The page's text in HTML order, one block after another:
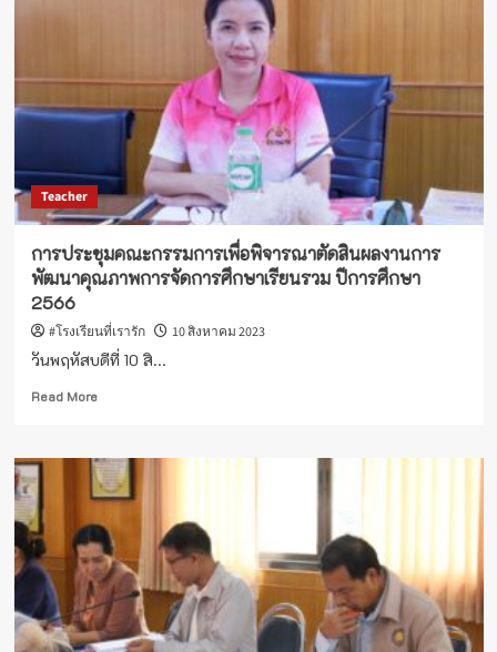
การ
และ
การ
ดำเนิน
ป้องกัน
เพื่อ
ปัญหา
การ
ออก
เรียน
ระดับ
ศึกษา
ขั้น
พื้น
ฐาน
Teacher
การประชุมคณะกรรมการเพื่อพิจารณาตัดสินผลงานการ
พัฒนาคุณภาพการจัดการศึกษาเรียนรวม ปีการศึกษา
2566
#โรงเรียนที่เรารัก 10 สิงหาคม 2023
วันพฤหัสบดีที่ 10 สิ...
Read MoreRead
การ
ประชุม
คณะ
กรรมการ
เพื่อ
พิจารณา
ตัดสิน
ผล
งานการ
พัฒนา